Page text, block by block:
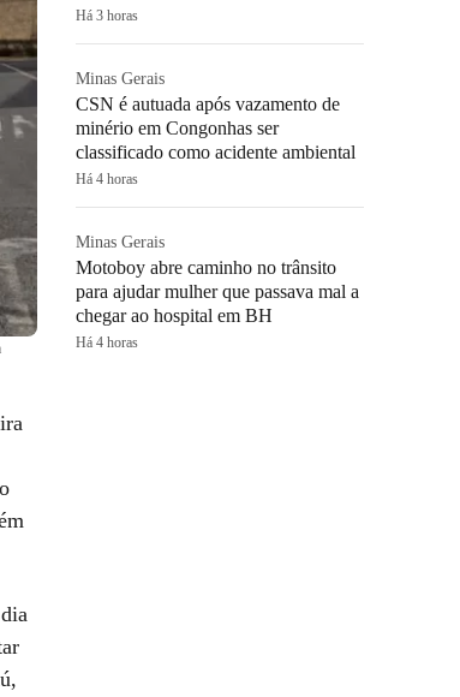
Há 3 horas
Minas Gerais
CSN é autuada após vazamento de
minério em Congonhas ser
classificado como acidente ambiental
Há 4 horas
Minas Gerais
Motoboy abre caminho no trânsito
para ajudar mulher que passava mal a
chegar ao hospital em BH
Há 4 horas